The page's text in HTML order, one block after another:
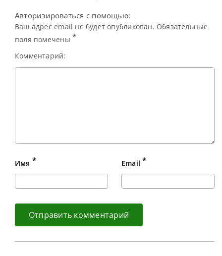
Авторизироваться с помощью:
Ваш адрес email не будет опубликован. Обязательные
поля помечены *
Комментарий:
Имя * Email *